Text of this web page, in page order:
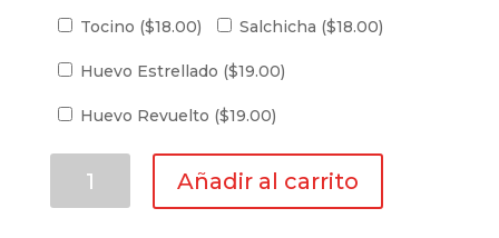
Tocino ($18.00) Salchicha ($18.00)
Huevo Estrellado ($19.00)
Huevo Revuelto ($19.00)
cantidad
Añadir al carrito